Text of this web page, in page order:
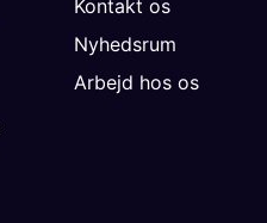
Kontakt os
Nyhedsrum
Arbejd hos os